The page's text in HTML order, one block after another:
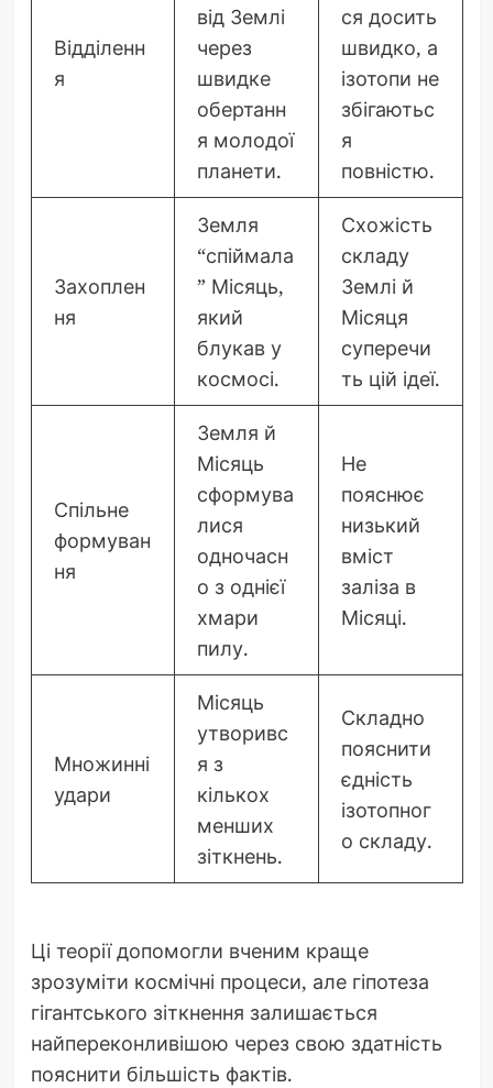
Відділенн
я
від Землі
через
швидке
обертанн
я молодої
планети.
ся досить
швидко, а
ізотопи не
збігаютьс
я
повністю.
Захоплен
ня
Земля
“спіймала
” Місяць,
який
блукав у
космосі.
Схожість
складу
Землі й
Місяця
суперечи
ть цій ідеї.
Спільне
формуван
ня
Земля й
Місяць
сформува
лися
одночасн
о з однієї
хмари
пилу.
Не
пояснює
низький
вміст
заліза в
Місяці.
Множинні
удари
Місяць
утворивс
я з
кількох
менших
зіткнень.
Складно
пояснити
єдність
ізотопног
о складу.
Ці теорії допомогли вченим краще
зрозуміти космічні процеси, але гіпотеза
гігантського зіткнення залишається
найпереконливішою через свою здатність
пояснити більшість фактів.